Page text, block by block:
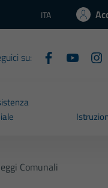
Lingua attiva:
ITA
su:
Comunali